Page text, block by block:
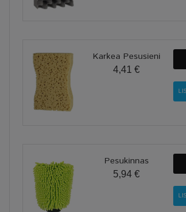
Karkea Pesusieni
4,41 €
Pesukinnas
5,94 €